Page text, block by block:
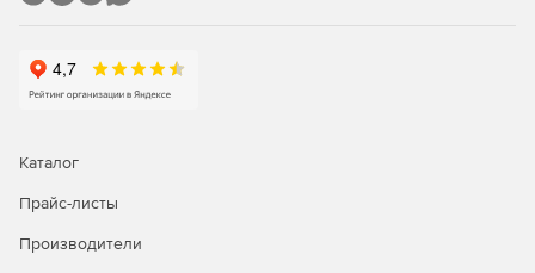
Основные возможности
Каталог
Прайс-листы
Производители